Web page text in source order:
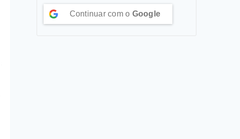
Continuar com o Google